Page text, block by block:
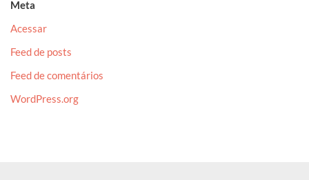
Meta
Acessar
Feed de posts
Feed de comentários
WordPress.org